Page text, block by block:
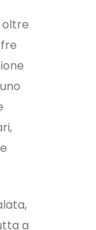
oltre
a